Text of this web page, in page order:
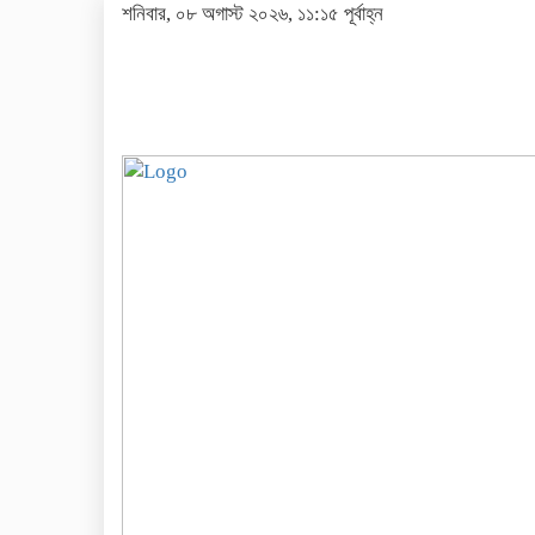
শনিবার, ০৮ অগাস্ট ২০২৬, ১১:১৫ পূর্বাহ্ন